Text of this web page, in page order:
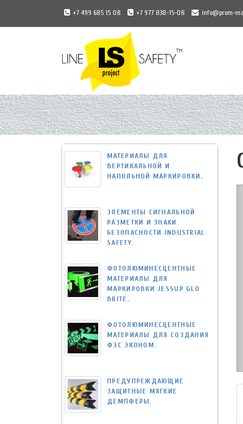
+7 499 685 15 08 +7 977 838-15-08 info@prom-
Universal
-
go
to
homepage
МАТЕРИАЛЫ ДЛЯ
ВЕРТИКАЛЬНОЙ И
НАПОЛЬНОЙ МАРКИРОВКИ.
ЭЛЕМЕНТЫ СИГНАЛЬНОЙ
РАЗМЕТКИ И ЗНАКИ
БЕЗОПАСНОСТИ INDUSTRIAL
SAFETY.
ФОТОЛЮМИНЕСЦЕНТНЫЕ
МАТЕРИАЛЫ ДЛЯ
МАРКИРОВКИ JESSUP GLO
BRITE.
ФОТОЛЮМИНЕСЦЕНТНЫЕ
МАТЕРИАЛЫ ДЛЯ СОЗДАНИЯ
ФЭС ЭКОНОМ.
ПРЕДУПРЕЖДАЮЩИЕ
ЗАЩИТНЫЕ МЯГКИЕ
ДЕМПФЕРЫ.